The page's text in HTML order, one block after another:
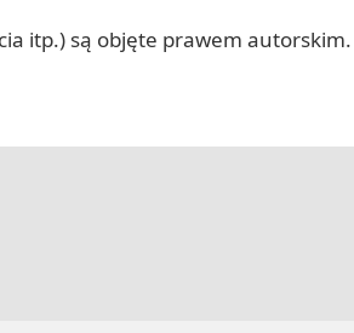
itp.) są objęte prawem